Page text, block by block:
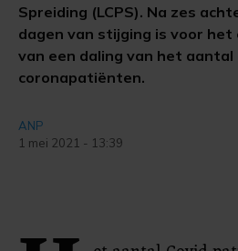
Spreiding (LCPS). Na zes
dagen van stijging is voor
van een daling van het aantal
coronapatiënten.
ANP
1 mei 2021 - 13:39